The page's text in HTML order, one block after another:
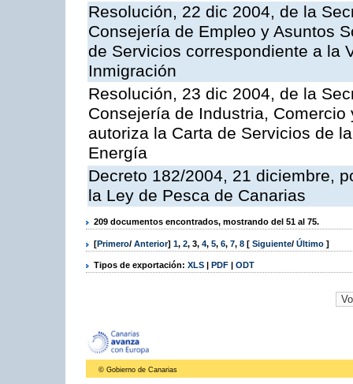
Resolución, 22 dic 2004, de la
Consejería de Empleo y Asuntos
de Servicios correspondiente a la
Inmigración
Resolución, 23 dic 2004, de la
Consejería de Industria,
autoriza la Carta de Servicios de
Energía
Decreto 182/2004, 21 diciembre,
la Ley de Pesca de Canarias
209 documentos encontrados, mostrando del 51 al 75.
[Primero/ Anterior] 1, 2, 3, 4, 5, 6, 7, 8 [ Siguiente/ Último ]
Tipos de exportación: XLS | PDF | ODT
© Gobierno de Canarias